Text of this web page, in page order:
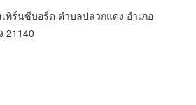
ทิร์นซีบอร์ด ตำบลปลวกแดง อำเภอ
21140